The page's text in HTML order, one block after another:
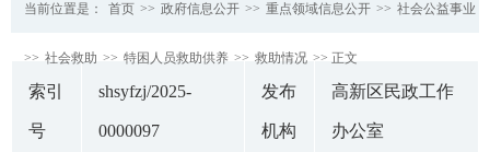
当前位置是： 首页 >> 政府信息公开 >> 重点领域信息公开 >> 社会公益事业
>> 社会救助 >> 特困人员救助供养 >> 救助情况 >> 正文
索引
号
shsyfzj/2025-
0000097
发布
机构
高新区民政工作
办公室